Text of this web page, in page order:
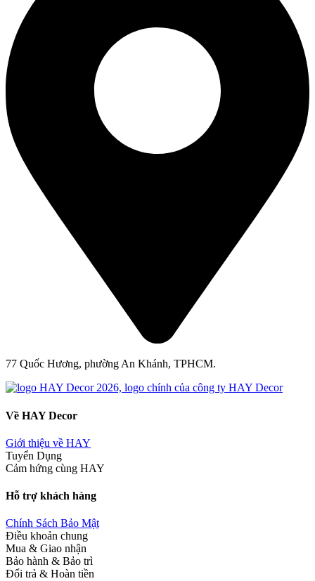
77 Quốc Hương, phường An Khánh, TPHCM.
Về HAY Decor
Giới thiệu về HAY
Tuyển Dụng
Cảm hứng cùng HAY
Hỗ trợ khách hàng
Chính Sách Bảo Mật
Điều khoản chung
Mua & Giao nhận
Bảo hành & Bảo trì
Đổi trả & Hoàn tiền